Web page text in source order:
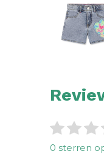
0 sterren